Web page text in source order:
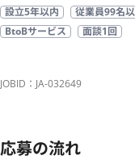
設立5年以内
従業員99名
BtoBサービス
面談1回
JOBID：JA-032649
応募の流れ